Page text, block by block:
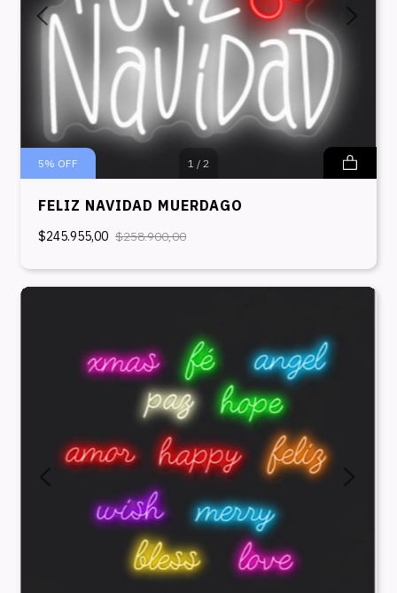
1 / 2
5% OFF
FELIZ NAVIDAD MUERDAGO
$245.955,00 $258.900,00